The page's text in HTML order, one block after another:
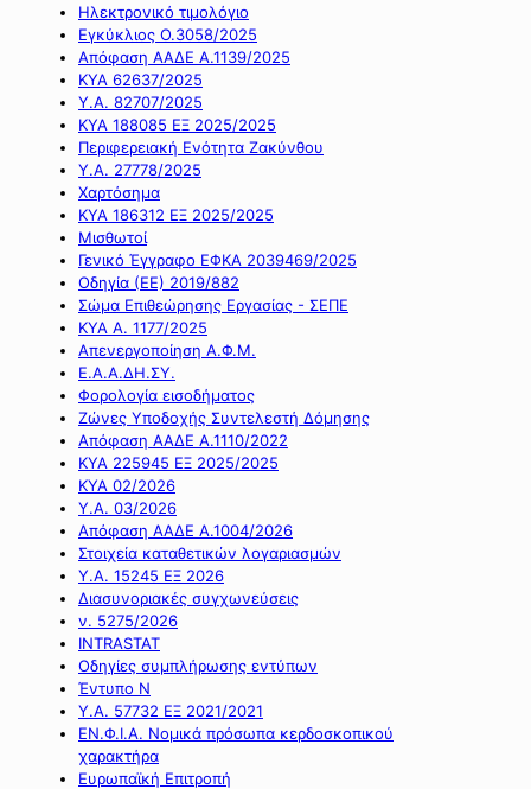
Ηλεκτρονικό τιμολόγιο
Εγκύκλιος Ο.3058/2025
Απόφαση ΑΑΔΕ Α.1139/2025
ΚΥΑ 62637/2025
Υ.Α. 82707/2025
ΚΥΑ 188085 ΕΞ 2025/2025
Περιφερειακή Ενότητα Ζακύνθου
Υ.Α. 27778/2025
Χαρτόσημα
ΚΥΑ 186312 ΕΞ 2025/2025
Μισθωτοί
Γενικό Έγγραφο ΕΦΚΑ 2039469/2025
Οδηγία (ΕΕ) 2019/882
Σώμα Επιθεώρησης Εργασίας - ΣΕΠΕ
ΚΥΑ Α. 1177/2025
Απενεργοποίηση Α.Φ.Μ.
Ε.Α.Α.ΔΗ.ΣΥ.
Φορολογία εισοδήματος
Ζώνες Υποδοχής Συντελεστή Δόμησης
Απόφαση ΑΑΔΕ Α.1110/2022
ΚΥΑ 225945 ΕΞ 2025/2025
ΚΥΑ 02/2026
Υ.Α. 03/2026
Απόφαση ΑΑΔΕ Α.1004/2026
Στοιχεία καταθετικών λογαριασμών
Υ.Α. 15245 ΕΞ 2026
Διασυνοριακές συγχωνεύσεις
ν. 5275/2026
INTRASTAT
Οδηγίες συμπλήρωσης εντύπων
Έντυπο Ν
Υ.Α. 57732 ΕΞ 2021/2021
ΕΝ.Φ.Ι.Α. Νομικά πρόσωπα κερδοσκοπικού
χαρακτήρα
Ευρωπαϊκή Επιτροπή